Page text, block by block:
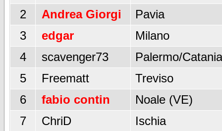
2
Andrea Giorgi
Pavia
3
edgar
Milano
4
scavenger73
Palermo/Catania
5
Freematt
Treviso
6
fabio contin
Noale (VE)
7
ChriD
Ischia